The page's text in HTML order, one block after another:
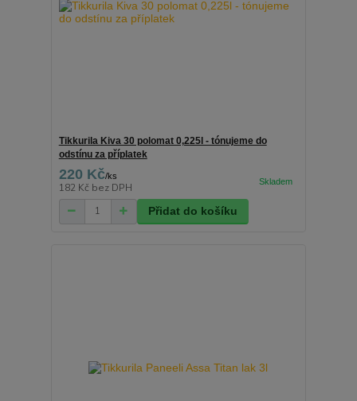
Tikkurila Kiva 30 polomat 0,225l - tónujeme do
odstínu za příplatek
220 Kč/ks
182 Kč bez DPH
Přidat do košíku